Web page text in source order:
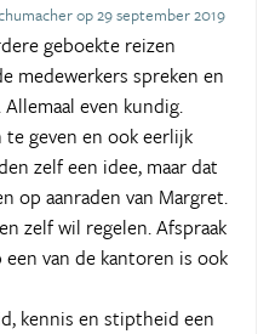
op 29 september 2019
geboekte reizen
medewerkers spreken en
even kundig.
geven en ook eerlijk
zelf een idee, maar dat
op aanraden van Margret.
zelf wil regelen. Afspraak
van de kantoren is ook
kennis en stiptheid een